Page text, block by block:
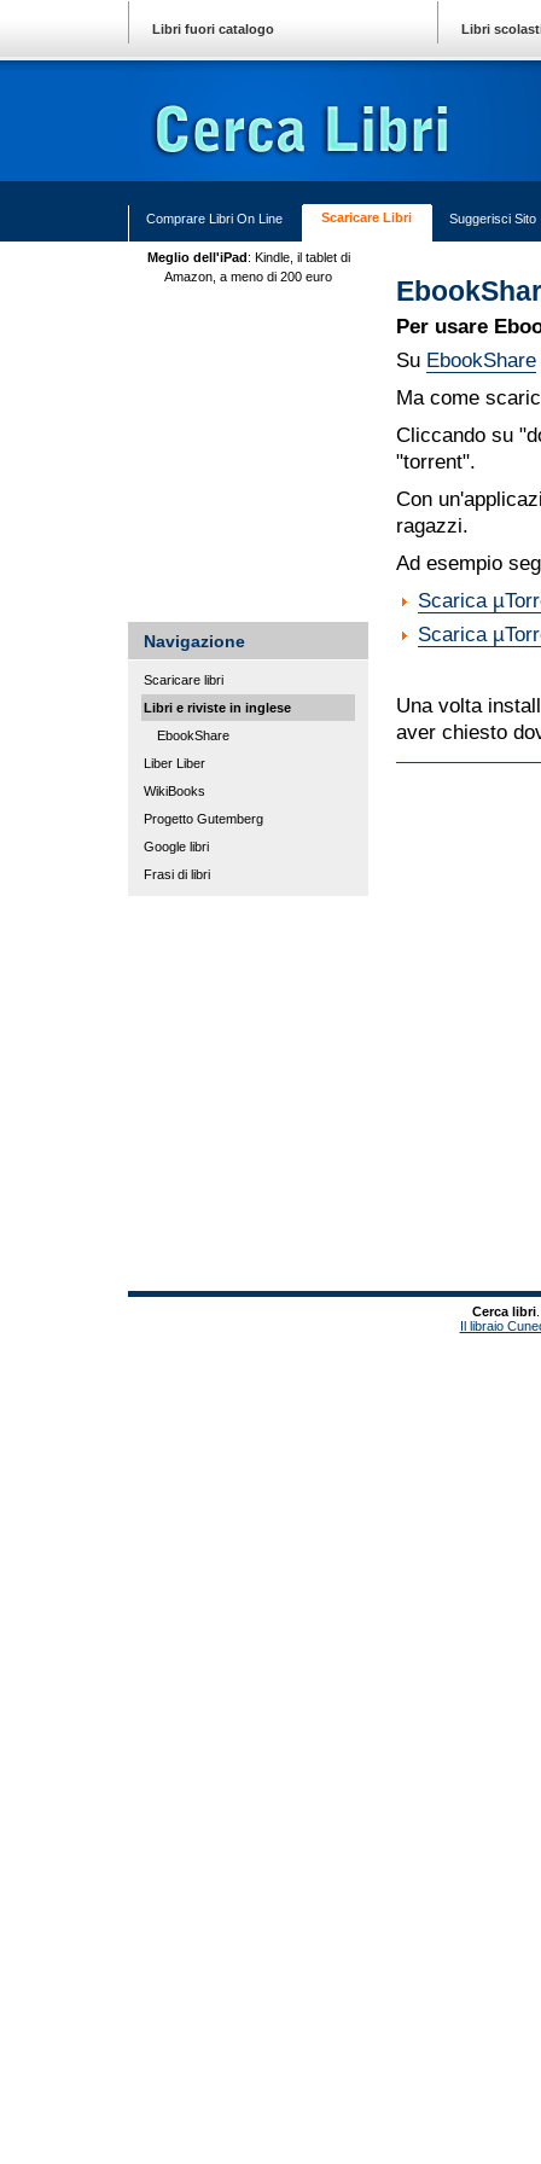
contenuti.
|
navigazione
Sections
Libri fuori catalogo Libri
Sezioni
Comprare Libri On Line Scaricare Libri Suggerisci Sito
Meglio dell'iPad: Kindle, il tablet di
Amazon, a meno di 200 euro
Navigazione
Scaricare libri
Libri e riviste in inglese
EbookShare
Liber Liber
WikiBooks
Progetto Gutemberg
Google libri
Frasi di libri
Per usare
Su EbookShare
Ma come
Cliccando su
"torrent".
Con
ragazzi.
Ad esempio
Scarica
Scarica
Una volta
aver chiesto
Cerca libri
Il libraio